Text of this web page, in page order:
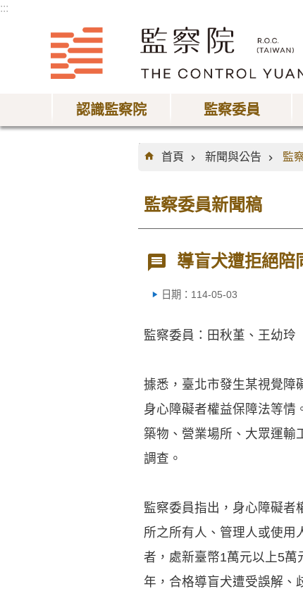
:::
認識監察院 監察委員
:::
首頁
新聞與公告 監
監察委員新聞稿
導盲犬遭拒絕陪
日期：114-05-03
監察委員：田秋堇、王幼玲
據悉，臺北市發生某視覺障
身心障礙者權益保障法等情
築物、營業場所、大眾運輸
調查。
監察委員指出，身心障礙者
所之所有人、管理人或使用
者，處新臺幣1萬元以上5
年，合格導盲犬遭受誤解、